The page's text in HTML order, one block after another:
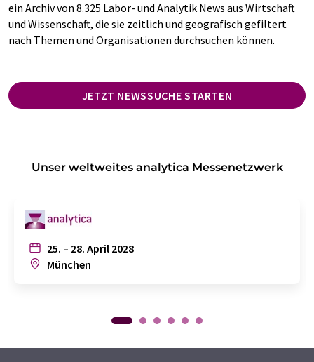
ein Archiv von 8.325 Labor- und Analytik News aus Wirtschaft
und Wissenschaft, die sie zeitlich und geografisch gefiltert
nach Themen und Organisationen durchsuchen können.
JETZT NEWSSUCHE STARTEN
Unser weltweites analytica Messenetzwerk
25. – 28. April 2028
München